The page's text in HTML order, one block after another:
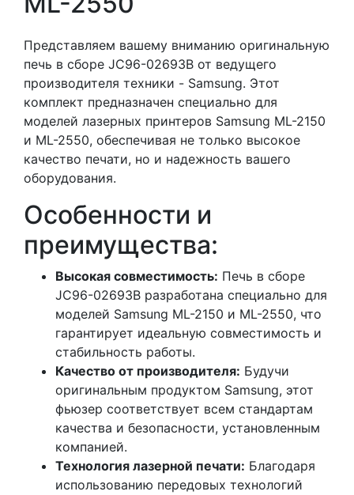
Представляем вашему вниманию оригинальную
печь в сборе JC96-02693B от ведущего
производителя техники - Samsung. Этот
комплект предназначен специально для
моделей лазерных принтеров Samsung ML-2150
и ML-2550, обеспечивая не только высокое
качество печати, но и надежность вашего
оборудования.
Особенности и
преимущества:
Высокая совместимость: Печь в сборе
JC96-02693B разработана специально для
моделей Samsung ML-2150 и ML-2550, что
гарантирует идеальную совместимость и
стабильность работы.
Качество от производителя: Будучи
оригинальным продуктом Samsung, этот
фьюзер соответствует всем стандартам
качества и безопасности, установленным
компанией.
Технология лазерной печати: Благодаря
использованию передовых технологий